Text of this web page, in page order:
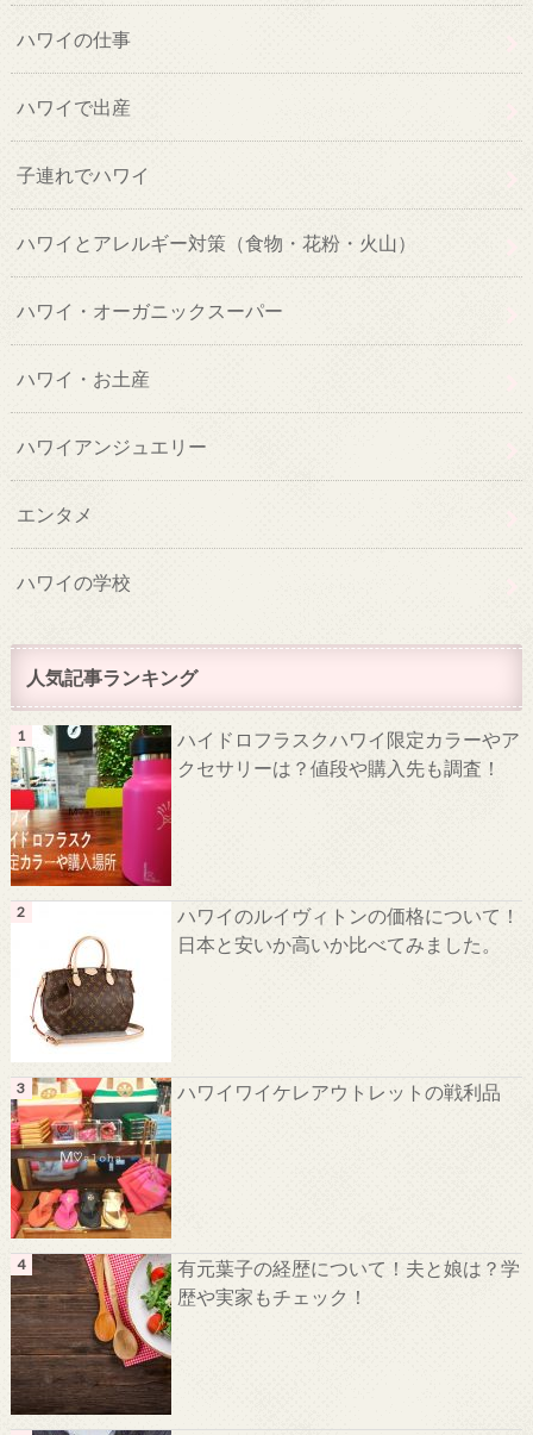
ハワイの仕事
ハワイで出産
子連れでハワイ
ハワイとアレルギー対策（食物・花粉・火山）
ハワイ・オーガニックスーパー
ハワイ・お土産
ハワイアンジュエリー
エンタメ
ハワイの学校
人気記事ランキング
ハイドロフラスクハワイ限定カラーやア
クセサリーは？値段や購入先も調査！
ハワイのルイヴィトンの価格について！
日本と安いか高いか比べてみました。
ハワイワイケレアウトレットの戦利品
有元葉子の経歴について！夫と娘は？学
歴や実家もチェック！